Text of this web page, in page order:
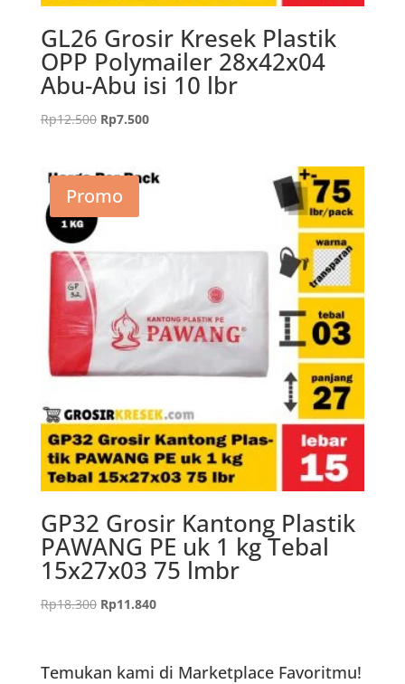
GL26 Grosir Kresek Plastik
OPP Polymailer 28x42x04
Abu-Abu isi 10 lbr
Rp12.500 Harga
Rp12.500.
Rp7.500Harga
adalah:
Promo
GP32 Grosir Kantong Plastik
PAWANG PE uk 1 kg Tebal
15x27x03 75 lmbr
Rp18.300 Harga
Rp18.300.
Rp11.840Harga
adalah:
Temukan kami di Marketplace Favoritmu!